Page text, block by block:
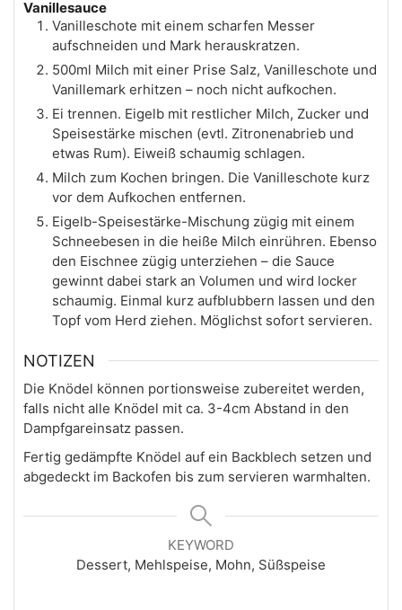
Vanillesauce
Vanilleschote mit einem scharfen Messer
aufschneiden und Mark herauskratzen.
500ml Milch mit einer Prise Salz, Vanilleschote und
Vanillemark erhitzen – noch nicht aufkochen.
Ei trennen. Eigelb mit restlicher Milch, Zucker und
Speisestärke mischen (evtl. Zitronenabrieb und
etwas Rum). Eiweiß schaumig schlagen.
Milch zum Kochen bringen. Die Vanilleschote kurz
vor dem Aufkochen entfernen.
Eigelb-Speisestärke-Mischung zügig mit einem
Schneebesen in die heiße Milch einrühren. Ebenso
den Eischnee zügig unterziehen – die Sauce
gewinnt dabei stark an Volumen und wird locker
schaumig. Einmal kurz aufblubbern lassen und den
Topf vom Herd ziehen. Möglichst sofort servieren.
NOTIZEN
Die Knödel können portionsweise zubereitet werden,
falls nicht alle Knödel mit ca. 3-4cm Abstand in den
Dampfgareinsatz passen.
Fertig gedämpfte Knödel auf ein Backblech setzen und
abgedeckt im Backofen bis zum servieren warmhalten.
KEYWORD
Dessert, Mehlspeise, Mohn, Süßspeise